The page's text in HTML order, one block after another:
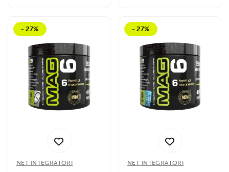
- 27%
NET INTEGRATORI
- 27%
NET INTEGRATORI